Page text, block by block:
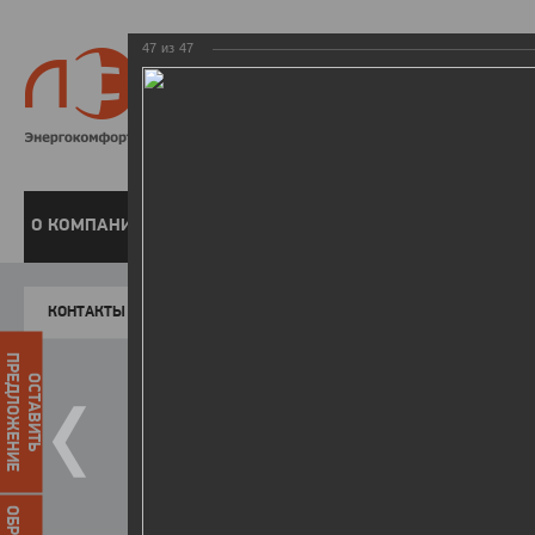
8 800
О КОМПАНИИ
КОНТАКТЫ
ОСТАВИТЬ
ПРЕДЛОЖЕНИЕ
47 из 47